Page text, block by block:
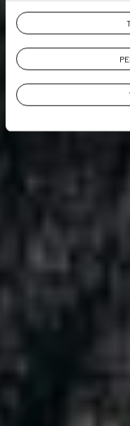
Voir les 247 avis sur
du
VOIR LA